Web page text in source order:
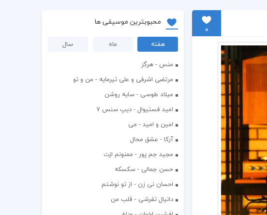
0
محبوبترین موسیقی ها
هفته ماه
سال
منس - هرگز
مرتضی اشرفی و علی تیرمایه - من و تو
میلاد طوسی - سایه روشن
اميد فستيوال - ديپ سنس ۷
امین و امید - می
آرکا - عشق محال
مجید جم پور - ممنونم ازت
حسن جمالی - سکسکه
احسان نی زن - از تو نوشتم
دانیال تفرشی - قلب من